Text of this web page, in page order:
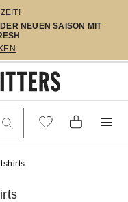
NEUEN SAISON MIT